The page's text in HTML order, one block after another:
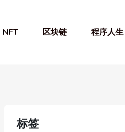
NFT 区块链 程序人生
标签